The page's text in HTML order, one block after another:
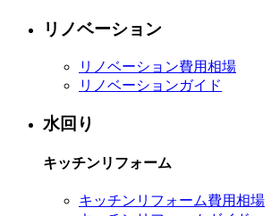
リノベーション
リノベーション費用相場
リノベーションガイド
水回り
キッチンリフォーム
キッチンリフォーム費用相場